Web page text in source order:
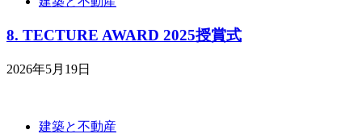
8. TECTURE AWARD 2025授賞式
2026年5月19日
建築と不動産